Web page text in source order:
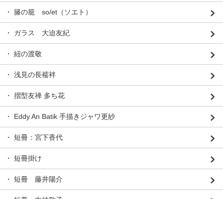
・ 籐の籠 so/et（ソエト）
・ ガラス 大迫友紀
・ 紐の渡敬
・ 浅見の長襦袢
・ 摺型友禅 多ち花
・ Eddy An Batik 手描きジャワ更紗
・ 短冊：宮下香代
・ 短冊掛け
・ 短冊 藤井陽介